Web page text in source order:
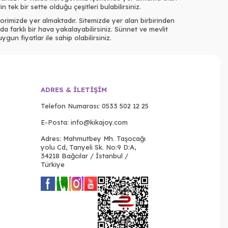
tek bir sette olduğu çeşitleri bulabilirsiniz.
yer almaktadır. Sitemizde yer alan birbirinden
farklı bir hava yakalayabilirsiniz. Sünnet ve mevlit
fiyatlar ile sahip olabilirsiniz.
ADRES & İLETIŞIM
Telefon Numarası: 0533 502 12 25
E-Posta: info@kikajoy.com
Adres: Mahmutbey Mh. Taşocağı
yolu Cd, Tanyeli Sk. No:9 D:A,
34218 Bağcılar / İstanbul /
Türkiye